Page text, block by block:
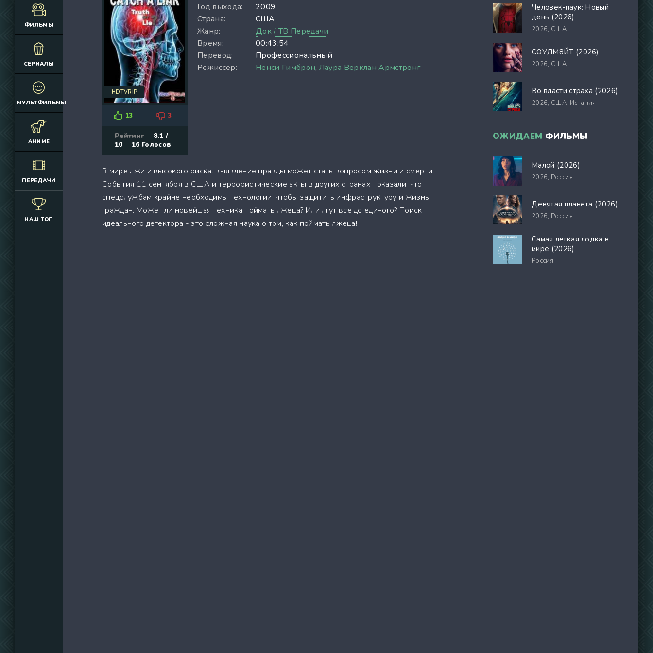
ФИЛЬМЫ
(12925)
(4392)
(6692)
(2645)
(2752)
(2164)
(10686)
(7063)
(3006)
(308)
(4415)
(3222)
(3576)
(576)
(34291)
СЕРИАЛЫ
(3076)
(2166)
(660)
(1830)
(324)
(884)
(335)
МУЛЬТФИЛЬМЫ
АНИМЕ
ПЕРЕДАЧИ
НАШ ТОП
HDTVRIP
13 3
Рейтинг
8.1 /
10
16 Голосов
Год выхода:
2009
Страна:
США
Жанр:
Док / ТВ Передачи
Время:
00:43:54
Перевод:
Профессиональный
Режиссер:
Ненси Гимброн, Лаура Верклан Армстронг
В мире лжи и высокого риска. выявление правды может стать вопросом жизни и смерти.
События 11 сентября в США и террористические акты в других странах показали, что
спецслужбам крайне необходимы технологии, чтобы защитить инфраструктуру и жизнь
граждан. Может ли новейшая техника поймать лжеца? Или лгут все до единого? Поиск
идеального детектора - это сложная наука о том, как поймать лжеца!
Человек-паук: Новый
день (2026)
2026, США
СОУЛМ8ЙТ (2026)
2026, США
Во власти страха (2026)
2026, США, Испания
ОЖИДАЕМ ФИЛЬМЫ
Малой (2026)
2026, Россия
Девятая планета (2026)
2026, Россия
Самая легкая лодка в
мире (2026)
Россия